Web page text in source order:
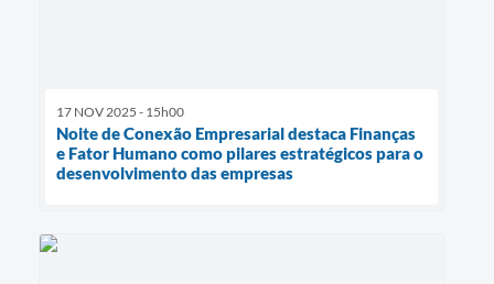
17 NOV 2025 - 15h00
Noite de Conexão Empresarial destaca Finanças
e Fator Humano como pilares estratégicos para o
desenvolvimento das empresas